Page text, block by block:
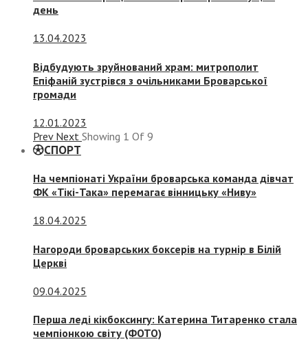
день
13.04.2023
Відбудують зруйнований храм: митрополит
Епіфаній зустрівся з очільниками Броварської
громади
12.01.2023
Prev Next Showing 1 Of 9
СПОРТ
На чемпіонаті України броварська команда дівчат
ФК «Тікі-Така» перемагає вінницьку «Ниву»
18.04.2025
Нагороди броварських боксерів на турнір в Білій
Церкві
09.04.2025
Перша леді кікбоксингу: Катерина Титаренко стала
чемпіонкою світу (ФОТО)